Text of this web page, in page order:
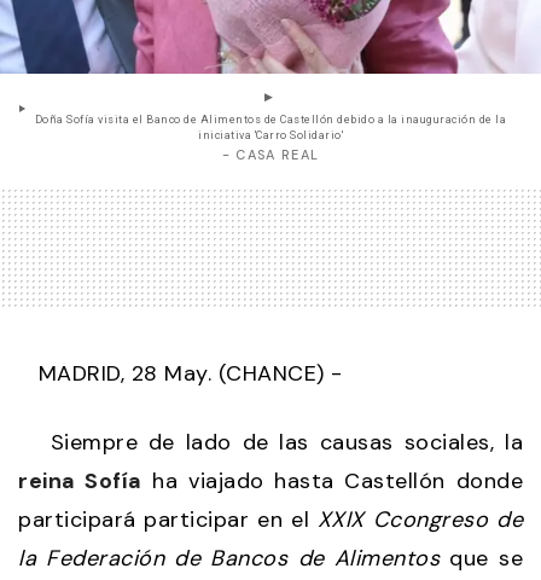
Doña Sofía visita el Banco de Alimentos de Castellón debido a la inauguración de la
iniciativa 'Carro Solidario'
- CASA REAL
MADRID, 28 May. (CHANCE) -
Siempre de lado de las causas sociales, la
reina Sofía ha viajado hasta Castellón donde
participará participar en el XXIX Ccongreso de
la Federación de Bancos de Alimentosque se